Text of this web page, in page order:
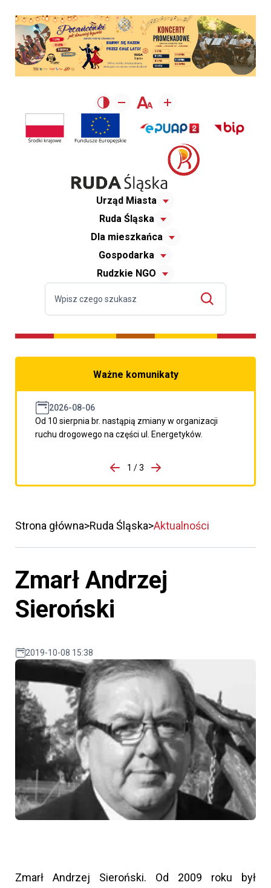
Urząd Miasta
Ruda Śląska
Dla mieszkańca
Gospodarka
Rudzkie NGO
Ważne komunikaty
2026-08-06
Od 10 sierpnia br. nastąpią zmiany w organizacji
ruchu drogowego na części ul. Energetyków.
porzpedniego komunikatu
1 / 3
Przejdź do następnego
Strona główna Ruda Śląska Aktualności
Zmarł Andrzej
Sieroński
2019-10-08 15:38
Zmarł Andrzej Sieroński. Od 2009 roku był